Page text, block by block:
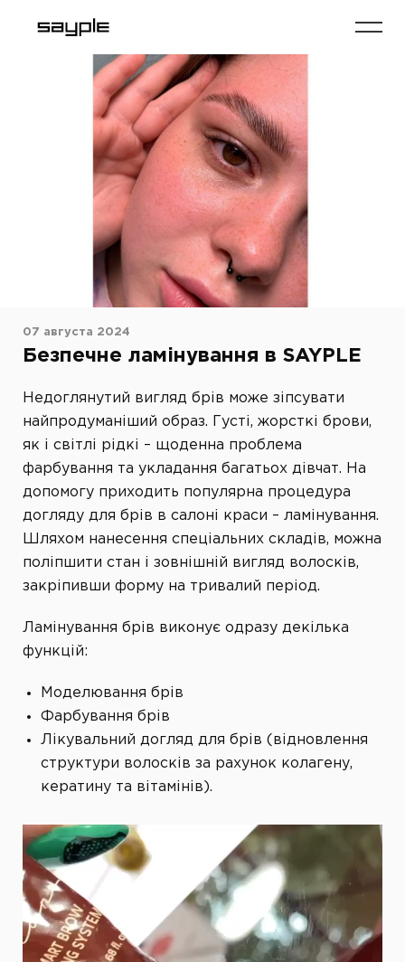
07 августа 2024
Безпечне ламінування в SAYPLE
Недоглянутий вигляд брів може зіпсувати
найпродуманіший образ. Густі, жорсткі брови,
як і світлі рідкі – щоденна проблема
фарбування та укладання багатьох дівчат. На
допомогу приходить популярна процедура
догляду для брів в салоні краси – ламінування.
Шляхом нанесення спеціальних складів, можна
поліпшити стан і зовнішній вигляд волосків,
закріпивши форму на тривалий період.
Ламінування брів виконує одразу декілька
функцій:
Моделювання брів
Фарбування брів
Лікувальний догляд для брів (відновлення
структури волосків за рахунок колагену,
кератину та вітамінів).
Видеоплеер